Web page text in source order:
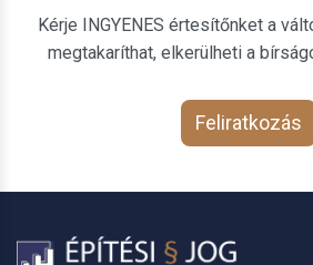
Kérje INGYENES értesítőnket a
megtakaríthat, elkerülheti a
Feliratkozás